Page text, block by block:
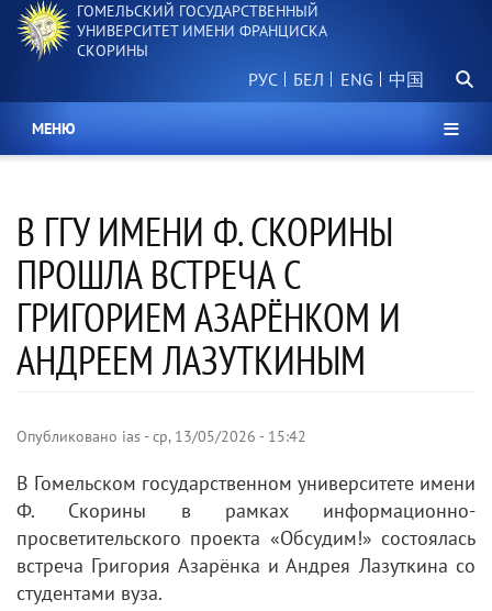
Перейти
основному
ГОМЕЛЬСКИЙ ГОСУДАРСТВЕННЫЙ
УНИВЕРСИТЕТ ИМЕНИ ФРАНЦИСКА
СКОРИНЫ
РУС БЕЛ 中国
МЕНЮ
В ГГУ ИМЕНИ Ф. СКОРИНЫ
ПРОШЛА ВСТРЕЧА С
ГРИГОРИЕМ АЗАРЁНКОМ И
АНДРЕЕМ ЛАЗУТКИНЫМ
Опубликовано ias -ср, 13/05/2026 - 15:42
В Гомельском государственном университете имени
Ф. Скорины в рамках информационно-
просветительского проекта «Обсудим!» состоялась
встреча Григория Азарёнка и Андрея Лазуткина со
студентами вуза.